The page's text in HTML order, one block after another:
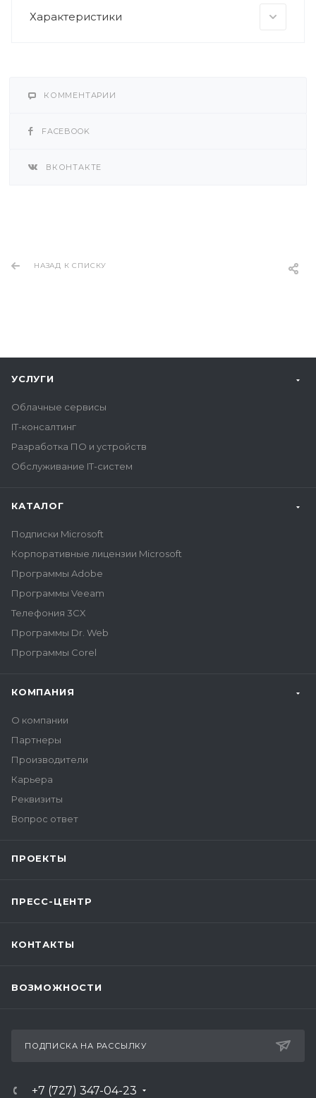
Характеристики
КОММЕНТАРИИ
FACEBOOK
ВКОНТАКТЕ
НАЗАД К СПИСКУ
УСЛУГИ
Облачные сервисы
IT-консалтинг
Разработка ПО и устройств
Обслуживание IT-систем
КАТАЛОГ
Подписки Microsoft
Корпоративные лицензии Microsoft
Программы Adobe
Программы Veeam
Телефония 3CX
Программы Dr. Web
Программы Corel
КОМПАНИЯ
О компании
Партнеры
Производители
Карьера
Реквизиты
Вопрос ответ
ПРОЕКТЫ
ПРЕСС-ЦЕНТР
КОНТАКТЫ
ВОЗМОЖНОСТИ
ПОДПИСКА НА РАССЫЛКУ
+7 (727) 347-04-23